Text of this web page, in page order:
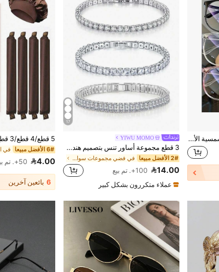
3 أزواج من النظارات الشمسية الأنيقة بدون وصفة طبية، عدسات شفافة، للجنسين، بإطارات باللون الأسود والوردي والشفاف
17
YIWU MOMO
3 قطع مجموعة أساور تنس بتصميم هندسي دائري ومربع من الزركونيا اللامعة، مناسبة للنساء والفتيات للارتداء اليومي
2# الأفضل مبيعا في فضي مجموعات سوار المرأة
14.00 100+. تم بيع
عملاء متكررون بشكل كبير
6# الأفضل مبيعا
4.00 50+. تم بيع
6 بائعين آخرين